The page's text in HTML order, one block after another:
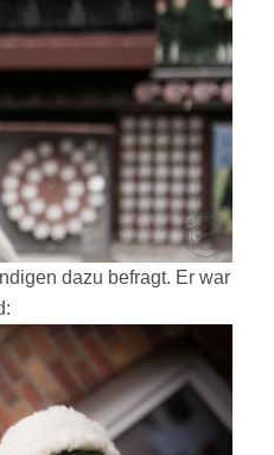
dazu befragt. Er war